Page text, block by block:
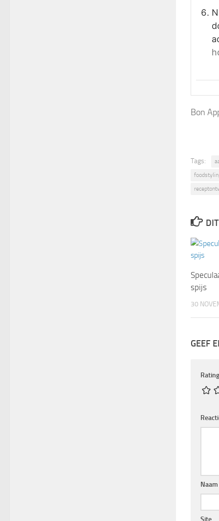
Bon
Tags:
spijs
30
GEEF
Naam
Site